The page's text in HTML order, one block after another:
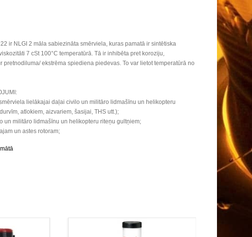
ir NLGI 2 māla sabiezināta smērviela, kuras pamatā ir sintētiska
7 cSt 100°C temperatūrā. Tā ir inhibēta pret koroziju,
pretnodiluma/ ekstrēma spiediena piedevas. To var lietot temperatūrā no
lielākajai daļai civilo un militāro lidmašīnu un helikopteru
atlokiem, aizvariem, šasijai, THS utt.);
un militāro lidmašīnu un helikopteru riteņu gultņiem;
un astes rotoram;